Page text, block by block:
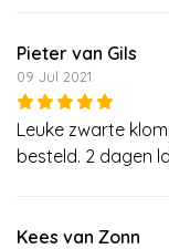
Pieter van Gils
09 Jul 2021
Leuke zwarte
besteld. 2 dagen
Kees van Zonn